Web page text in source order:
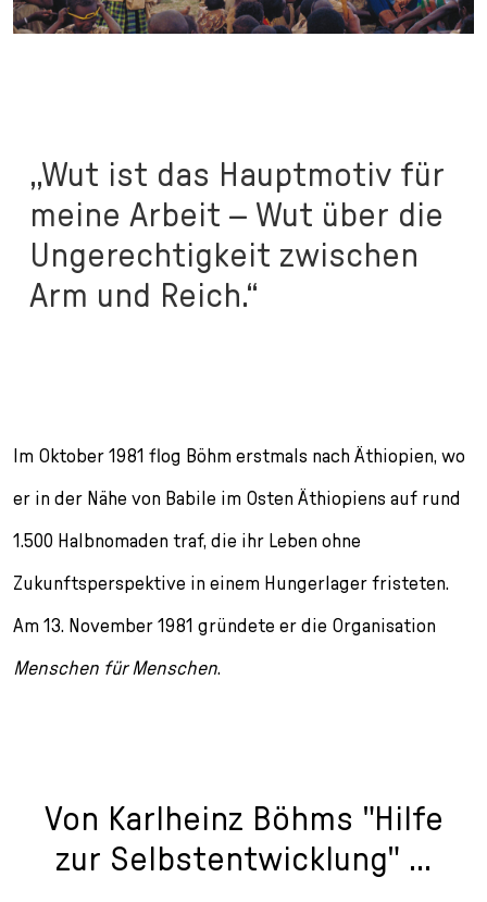
„Wut ist das Hauptmotiv für
meine Arbeit – Wut über die
Ungerechtigkeit zwischen
Arm und Reich.“
Im Oktober 1981 flog Böhm erstmals nach Äthiopien, wo
er in der Nähe von Babile im Osten Äthiopiens auf rund
1.500 Halbnomaden traf, die ihr Leben ohne
Zukunftsperspektive in einem Hungerlager fristeten.
Am 13. November 1981 gründete er die Organisation
Menschen für Menschen.
Von Karlheinz Böhms "Hilfe
zur Selbstentwicklung" ...